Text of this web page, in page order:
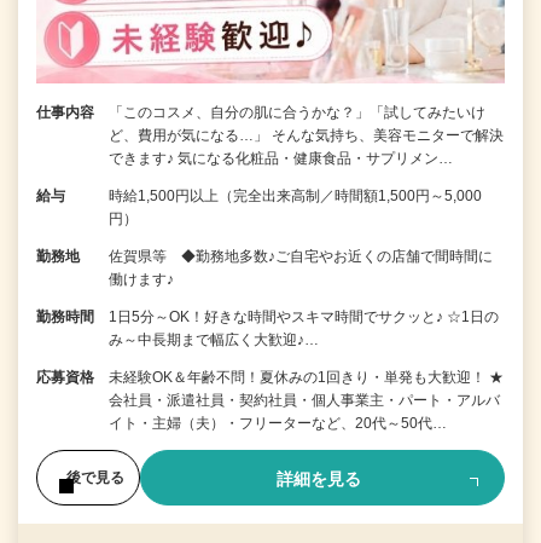
仕事内容
「このコスメ、自分の肌に合うかな？」「試してみたいけ
ど、費用が気になる…」 そんな気持ち、美容モニターで解決
できます♪ 気になる化粧品・健康食品・サプリメン…
給与
時給1,500円以上（完全出来高制／時間額1,500円～5,000
円）
勤務地
佐賀県等 ◆勤務地多数♪ご自宅やお近くの店舗で間時間に
働けます♪
勤務時間
1日5分～OK！好きな時間やスキマ時間でサクッと♪ ☆1日の
み～中長期まで幅広く大歓迎♪…
応募資格
未経験OK＆年齢不問！夏休みの1回きり・単発も大歓迎！ ★
会社員・派遣社員・契約社員・個人事業主・パート・アルバ
イト・主婦（夫）・フリーターなど、20代～50代…
後で見る 詳細を見る